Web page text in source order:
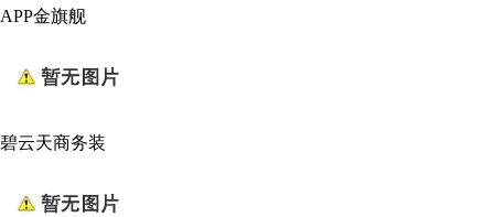
APP金旗舰
碧云天商务装